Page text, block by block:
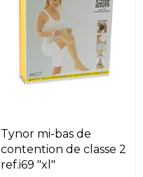
tynor mi-bas de
contention de classe 2
ref.i69 "xl"